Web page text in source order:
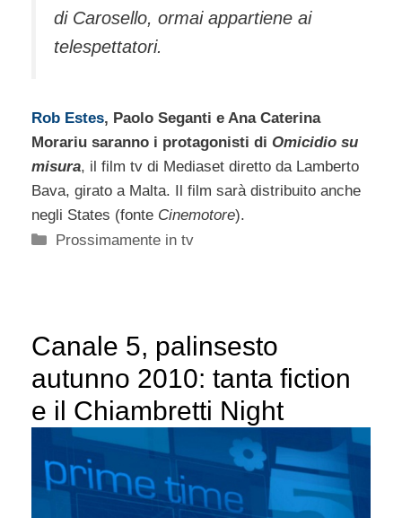
di Carosello, ormai appartiene ai
telespettatori.
Rob Estes, Paolo Seganti e Ana Caterina
Morariu saranno i protagonisti di Omicidio su
misura, il film tv di Mediaset diretto da Lamberto
Bava, girato a Malta. Il film sarà distribuito anche
negli States (fonte Cinemotore).
Categorie
Prossimamente in tv
Canale 5, palinsesto
autunno 2010: tanta fiction
e il Chiambretti Night